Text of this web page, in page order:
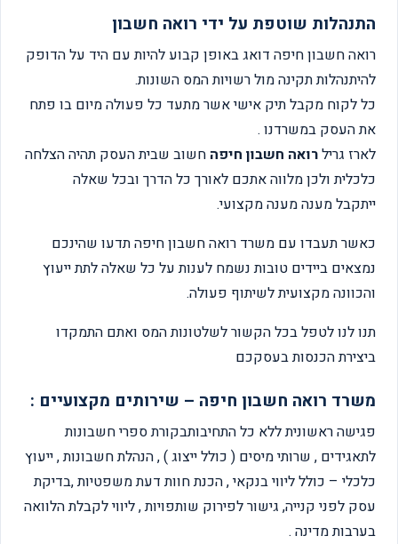
התנהלות שוטפת על ידי רואה חשבון
רואה חשבון חיפה דואג באופן קבוע להיות עם היד על הדופק
להיתנהלות תקינה מול רשויות המס השונות.
כל לקוח מקבל תיק אישי אשר מתעד כל פעולה מיום בו פתח
את העסק במשרדנו .
לארז גרילרואה חשבון חיפהחשוב שבית העסק תהיה הצלחה
כלכלית ולכן מלווה אתכם לאורך כל הדרך ובכל שאלה
ייתקבל מענה מענה מקצועי.
כאשר תעבדו עם משרד רואה חשבון חיפה תדעו שהינכם
נמצאים ביידים טובות נשמח לענות על כל שאלה לתת ייעוץ
והכוונה מקצועית לשיתוף פעולה.
תנו לנו לטפל בכל הקשור לשלטונות המס ואתם התמקדו
ביצירת הכנסות בעסקכם
משרד רואה חשבון חיפה – שירותים מקצועיים :
פגישה ראשונית ללא כל התחיבותבקורת ספרי חשבונות
לתאגידים , שרותי מיסים ( כולל ייצוג ) , הנהלת חשבונות , ייעוץ
כלכלי – כולל ליווי בנקאי , הכנת חוות דעת משפטיות ,בדיקת
עסק לפני קנייה, גישור לפירוק שותפויות , ליווי לקבלת הלוואה
בערבות מדינה .